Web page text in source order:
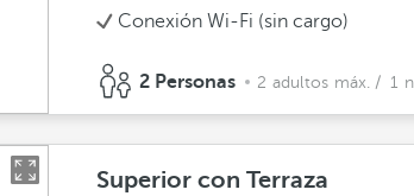
Conexión Wi-Fi (sin cargo)
2 Personas 2 adultos máx. / 1
Superior con Terraza